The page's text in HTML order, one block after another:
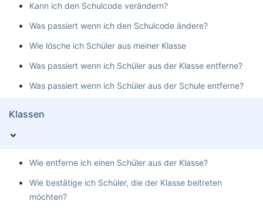
Kann ich den Schulcode verändern?
Was passiert wenn ich den Schulcode ändere?
Wie lösche ich Schüler aus meiner Klasse
Was passiert wenn ich Schüler aus der Klasse entferne?
Was passiert wenn ich Schüler aus der Schule entferne?
Klassen
Wie entferne ich einen Schüler aus der Klasse?
Wie bestätige ich Schüler, die der Klasse beitreten
möchten?